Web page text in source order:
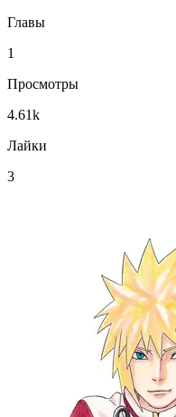
Главы
1
Просмотры
4.61k
Лайки
3